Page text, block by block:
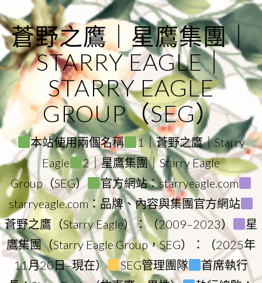
to
content
蒼野之鷹｜星鷹集團｜
STARRY EAGLE｜
STARRY EAGLE
GROUP（SEG）
本站使用兩個名稱
1｜蒼野之鷹｜Starry
Eagle
2｜星鷹集團｜Starry Eagle
Group（SEG）
官方網站：starryeagle.com
starryeagle.com：品牌、內容與集團官方網站
蒼野之鷹（Starry Eagle）：（2009–2023）
星
鷹集團（Starry Eagle Group，SEG）：（2025年
11月20日–現在）
SEG管理團隊
首席執行